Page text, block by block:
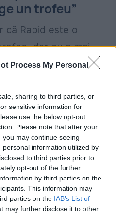
Process My Personal
sharing to third parties, or
sensitive information for
use the below opt-out
Please note that after your
may continue seeing
information utilized by
to third parties prior to
opt-out of the further
by third parties on the
This information may
parties on the IAB’s List of
may further disclose it to other
un trofeu”
că Rapid este o
dar nu a mai
vor și ei un trofeu,
în rest au tot. E clar
campionat și la
nu joacă în Europa”,
înaintea meciului.
de blackout? Expert
să accelerăm cât se
investiții”